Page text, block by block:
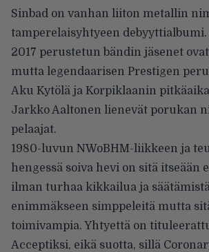
Sinbad on vanhan liiton metallin
tamperelaisyhtyeen
2017 perustetun bändin jäsenet
mutta legendaarisen Prestigen
Aku Kytölä ja Korpiklaanin
Jarkko Aaltonen lienevät porukan
pelaajat.
1980-luvun NWoBHM-liikkeen ja
hengessä soiva hevi on sitä itseään
ilman turhaa kikkailua ja
enimmäkseen simppeleitä mutta
toimivampia. Yhtyettä on
Acceptiksi, eikä suotta, sillä